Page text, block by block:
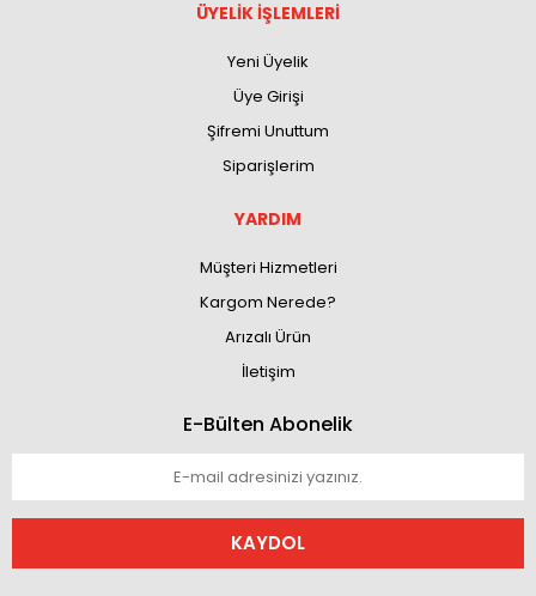
ÜYELİK İŞLEMLERİ
Yeni Üyelik
Üye Girişi
Şifremi Unuttum
Siparişlerim
YARDIM
Müşteri Hizmetleri
Kargom Nerede?
Arızalı Ürün
İletişim
E-Bülten Abonelik
KAYDOL